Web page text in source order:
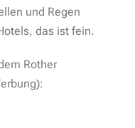
und Regen
das ist fein.
Rother